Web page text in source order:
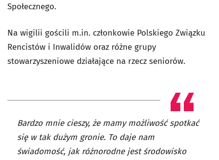
Społecznego.
Na wigilii gościli m.in. członkowie Polskiego Związku
Rencistów i Inwalidów oraz różne grupy
stowarzyszeniowe działające na rzecz seniorów.
Bardzo mnie cieszy, że mamy możliwość spotkać
się w tak dużym gronie. To daje nam
świadomość, jak różnorodne jest środowisko